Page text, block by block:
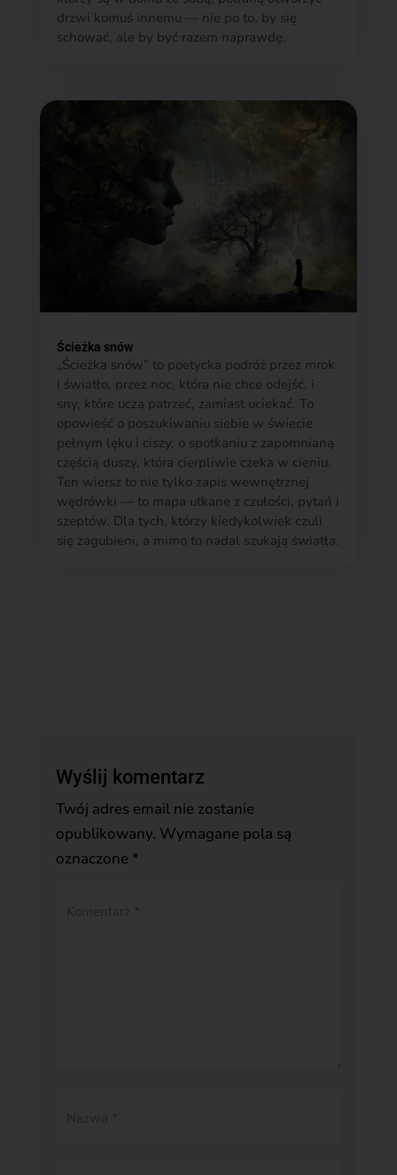
drzwi komuś innemu — nie po to, by się
schować, ale by być razem naprawdę.
Ścieżka snów
„Ścieżka snów” to poetycka podróż przez mrok
i światło, przez noc, która nie chce odejść, i
sny, które uczą patrzeć, zamiast uciekać. To
opowieść o poszukiwaniu siebie w świecie
pełnym lęku i ciszy, o spotkaniu z zapomnianą
częścią duszy, która cierpliwie czeka w cieniu.
Ten wiersz to nie tylko zapis wewnętrznej
wędrówki — to mapa utkane z czułości, pytań i
szeptów. Dla tych, którzy kiedykolwiek czuli
się zagubieni, a mimo to nadal szukają światła.
Wyślij komentarz
Twój adres email nie zostanie
opublikowany. Wymagane pola są
oznaczone *